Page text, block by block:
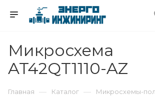
Микросхема
AT42QT1110-AZ
Главная — Каталог — Микросхемы-